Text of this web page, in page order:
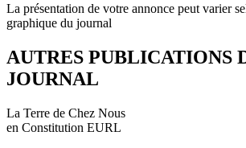
La présentation de votre annonce peut varier
graphique du journal
AUTRES PUBLICATIONS
JOURNAL
La Terre de Chez Nous
en Constitution EURL